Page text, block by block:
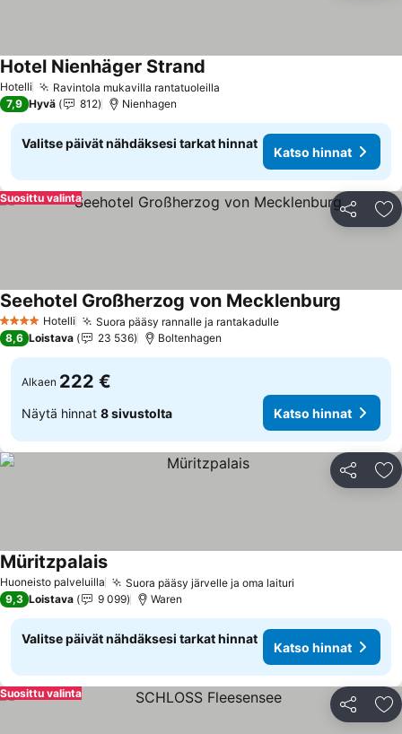
Hotelli Ravintola mukavilla rantatuoleilla
Hotel Nienhäger Strand
7,9 Hyvä 812 Nienhagen
Valitse päivät nähdäksesi tarkat hinnat
Katso hinnat
Jaa
Suosittu valinta
4 Tähtiluokitus
Hotelli Suora pääsy rannalle ja rantakadulleKatso hinnat
Seehotel Großherzog von Mecklenburg
8,6 Loistava 23 536 Boltenhagen
Alkaen 222 €
Näytä hinnat 8 sivustolta Katso hinnat
Jaa
Huoneisto palveluilla Suora pääsy järvelle ja oma laituri
MüritzpalaisKatso hinnat
9,3 Loistava 9 099 Waren
Valitse päivät nähdäksesi tarkat hinnat
Katso hinnat
Jaa
Suosittu valinta